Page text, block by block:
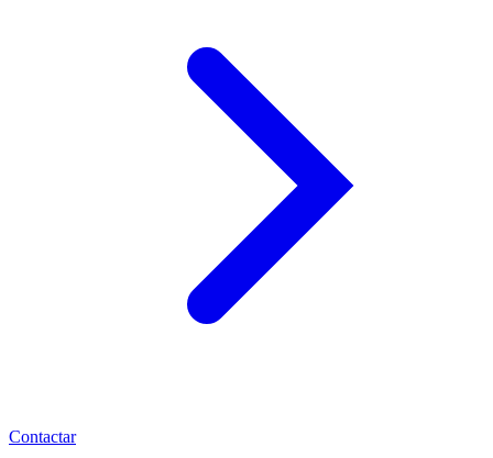
Contactar